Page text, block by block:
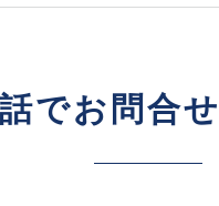
でお問合